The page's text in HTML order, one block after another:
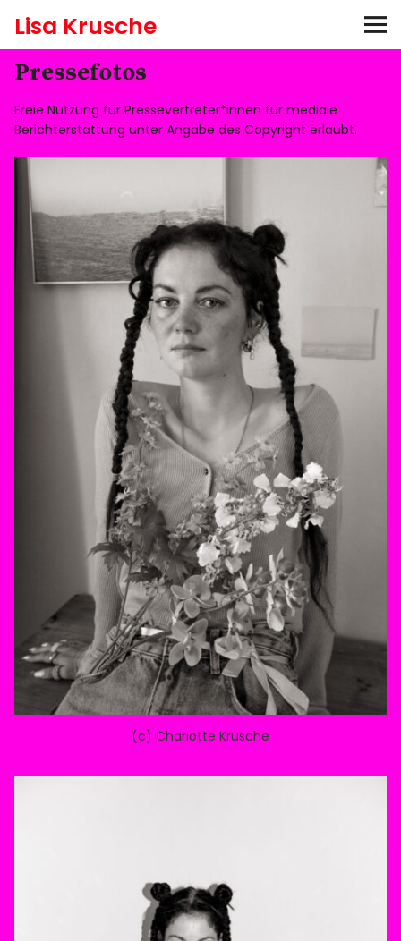
Lisa Krusche
Bücher
Aktuelles
Hören
Auszeichnungen
Termine
Newsletter abonnieren
Instagram
Pressefotos
Freie Nutzung für Pressevertreter*innen für mediale
Berichterstattung unter Angabe des Copyright erlaubt.
(c) Charlotte Krusche